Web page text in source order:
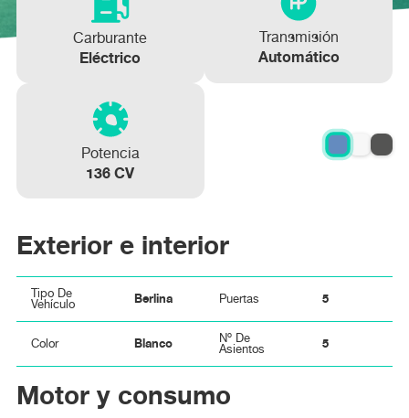
Carburante
Eléctrico
Transmisión
Automático
Potencia
136 CV
Exterior e interior
Tipo De
Vehículo
Berlina Puertas 5
Color Blanco
Nº De
Asientos
5
Motor y consumo